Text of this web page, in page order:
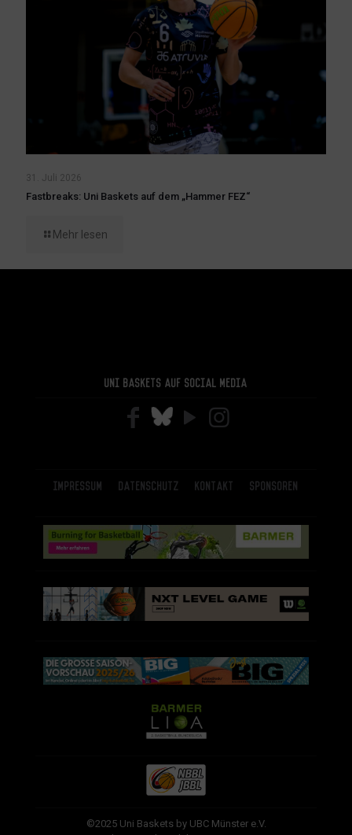
31. Juli 2026
Fastbreaks: Uni Baskets auf dem „Hammer FEZ“
Mehr lesen
Uni Baskets auf Social Media
Impressum Datenschutz Kontakt Sponsoren
©2025 Uni Baskets by UBC Münster e.V.